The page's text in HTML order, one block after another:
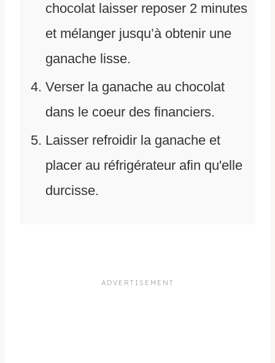
chocolat laisser reposer 2 minutes
et mélanger jusqu’à obtenir une
ganache lisse.
Verser la ganache au chocolat
dans le coeur des financiers.
Laisser refroidir la ganache et
placer au réfrigérateur afin qu'elle
durcisse.